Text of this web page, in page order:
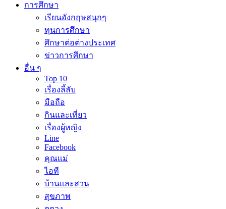
การศึกษา
เรียนอังกฤษสนุกๆ
ทุนการศึกษา
ศึกษาต่อต่างประเทศ
ข่าวการศึกษา
อื่น ๆ
Top 10
เรื่องลี้ลับ
มือถือ
กินและเที่ยว
เรื่องผู้หญิง
Line
Facebook
คุณแม่
ไอที
บ้านและสวน
สุขภาพ